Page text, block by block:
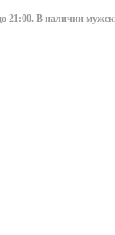
В наличии